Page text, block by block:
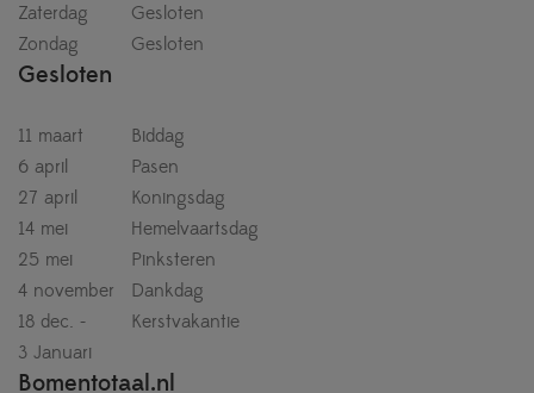
Zaterdag
Gesloten
Zondag
Gesloten
Gesloten
11 maart
Biddag
6 april
Pasen
27 april
Koningsdag
14 mei
Hemelvaartsdag
25 mei
Pinksteren
4 november
Dankdag
18 dec. -
Kerstvakantie
3 Januari
Bomentotaal.nl